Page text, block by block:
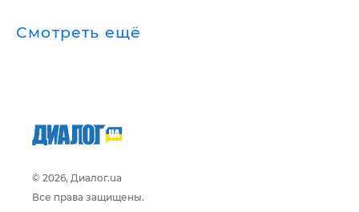
Смотреть ещё
© 2026, Диалог.ua
Все права защищены.